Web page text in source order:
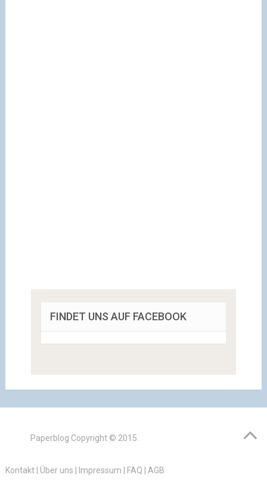
FINDET UNS AUF FACEBOOK
Paperblog Copyright © 2015.
Kontakt| Über uns Impressum FAQ AGB